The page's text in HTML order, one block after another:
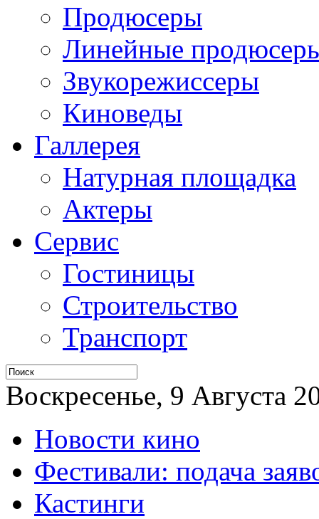
Продюсеры
Линейные
Звукорежиссеры
Киноведы
Галлерея
Натурная площадка
Актеры
Сервис
Гостиницы
Строительство
Транспорт
Воскресенье, 9 Августа
Новости кино
Фестивали: подача
Кастинги